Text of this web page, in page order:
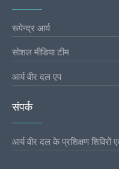
रूपेन्द्र आर्य
सोशल मीडिया टीम
आर्य वीर दल एप
संपर्क
आर्य वीर दल के प्रशिक्षण